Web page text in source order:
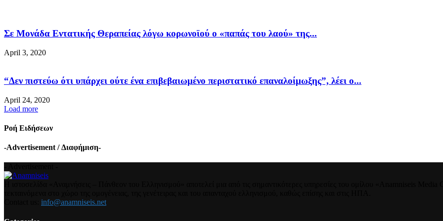
Σε Μονάδα Εντατικής Θεραπείας λόγω κορωνοϊού ο «παπάς του λαού» της...
April 3, 2020
“Δεν πιστεύω ότι υπάρχει ούτε ένα επιβεβαιωμένο περιστατικό επαναλοίμωξης”, λέει ο...
April 24, 2020
Load more
Ροή Ειδήσεων
-Advertisement / Διαφήμιση-
info@anamniseis.net